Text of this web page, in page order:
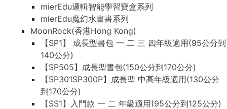
mierEdu邏輯智能學習寶盒系列
mierEdu魔幻水畫書系列
MoonRock(香港Hong Kong)
【SP1】 成長型書包 一 二 三 四年級適用(95公分到
140公分)
【SP505】成長型書包(150公分到170公分)
【SP301SP300P】成長型 中高年級適用(130公分
到170公分)
【SS1】入門款 一 二 年級適用(95公分到125公分)